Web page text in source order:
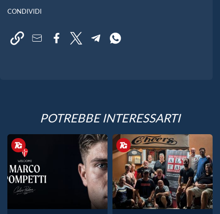
CONDIVIDI
POTREBBE INTERESSARTI